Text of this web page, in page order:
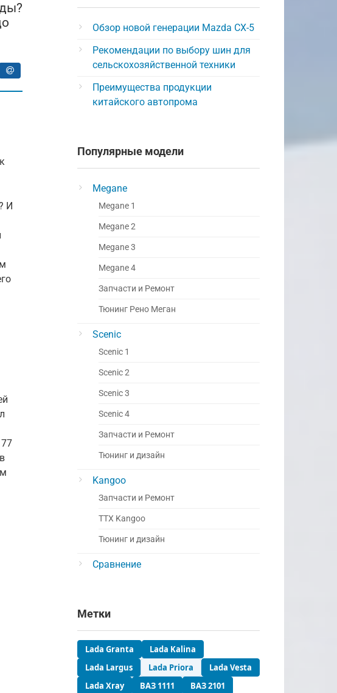
И
Обзор новой генерации Mazda CX-5
Рекомендации по выбору шин для
сельскохозяйственной техники
Преимущества продукции
китайского автопрома
Популярные модели
Megane
Megane 1
Megane 2
Megane 3
Megane 4
Запчасти и Ремонт
Тюнинг Рено Меган
Scenic
Scenic 1
Scenic 2
Scenic 3
Scenic 4
Запчасти и Ремонт
Тюнинг и дизайн
Kangoo
Запчасти и Ремонт
ТТХ Kangoo
Тюнинг и дизайн
Сравнение
Метки
Lada Granta
Lada Kalina
Lada Largus
Lada Priora
Lada Vesta
Lada Xray
ВАЗ 1111
ВАЗ 2101